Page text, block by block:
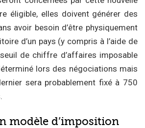
éligible, elles doivent générer des
avoir besoin d’être physiquement
d’un pays (y compris à l’aide de
de chiffre d’affaires imposable
lors des négociations mais
sera probablement fixé à 750
modèle d’imposition